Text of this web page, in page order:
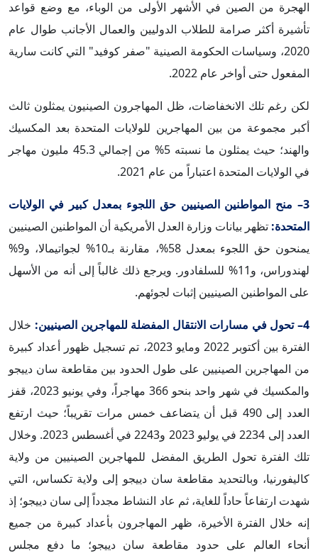
الهجرة من الصين في الأشهر الأولى من الوباء، مع وضع قواعد
تأشيرة أكثر صرامة للطلاب الدوليين والعمال الأجانب طوال عام
2020، وسياسات الحكومة الصينية "صفر كوفيد" التي كانت سارية
المفعول حتى أواخر عام 2022.
لكن رغم تلك الانخفاضات، ظل المهاجرون الصينيون يمثلون ثالث
أكبر مجموعة من بين المهاجرين للولايات المتحدة بعد المكسيك
والهند؛ حيث يمثلون ما نسبته 5% من إجمالي 45.3 مليون مهاجر
في الولايات المتحدة اعتباراً من عام 2021.
3– منح المواطنين الصينيين حق اللجوء بمعدل كبير في الولايات
المتحدة: تظهر بيانات وزارة العدل الأمريكية أن المواطنين الصينيين
يمنحون حق اللجوء بمعدل 58%، مقارنة بـ10% لجواتيمالا، و9%
لهندوراس، و11% للسلفادور. ويرجع ذلك غالباً إلى أنه من الأسهل
على المواطنين الصينيين إثبات لجوئهم.
4– تحول في مسارات الانتقال المفضلة للمهاجرين الصينيين:
خلال
الفترة بين أكتوبر 2022 ومايو 2023، تم تسجيل ظهور أعداد كبيرة
من المهاجرين الصينيين على طول الحدود بين مقاطعة سان دييجو
والمكسيك في شهر واحد بنحو 366 مهاجراً، وفي يونيو 2023، قفز
العدد إلى 490 قبل أن يتضاعف خمس مرات تقريباً؛ حيث ارتفع
العدد إلى 2234 في يوليو 2023 و2243 في أغسطس 2023. وخلال
تلك الفترة تحول الطريق المفضل للمهاجرين الصينيين من ولاية
كاليفورنيا، وبالتحديد مقاطعة سان دييجو إلى ولاية تكساس، التي
شهدت ارتفاعاً حاداً للغاية، ثم عاد النشاط مجدداً إلى سان دييجو؛ إذ
إنه خلال الفترة الأخيرة، ظهر المهاجرون بأعداد كبيرة من جميع
أنحاء العالم على حدود مقاطعة سان دييجو؛ ما دفع مجلس